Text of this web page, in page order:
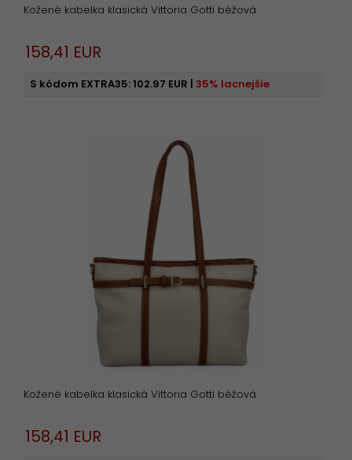
Kožené kabelka klasická Vittoria Gotti béžová
158,41 EUR
S kódom EXTRA35:102.97 EUR 35% lacnejšie
Kožené kabelka klasická Vittoria Gotti béžová
158,41 EUR